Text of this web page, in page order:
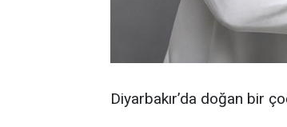
Diyarbakır’da doğan bir